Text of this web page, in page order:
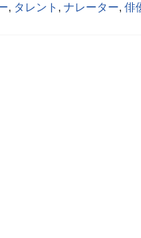
, タレント , ナレーター, 俳